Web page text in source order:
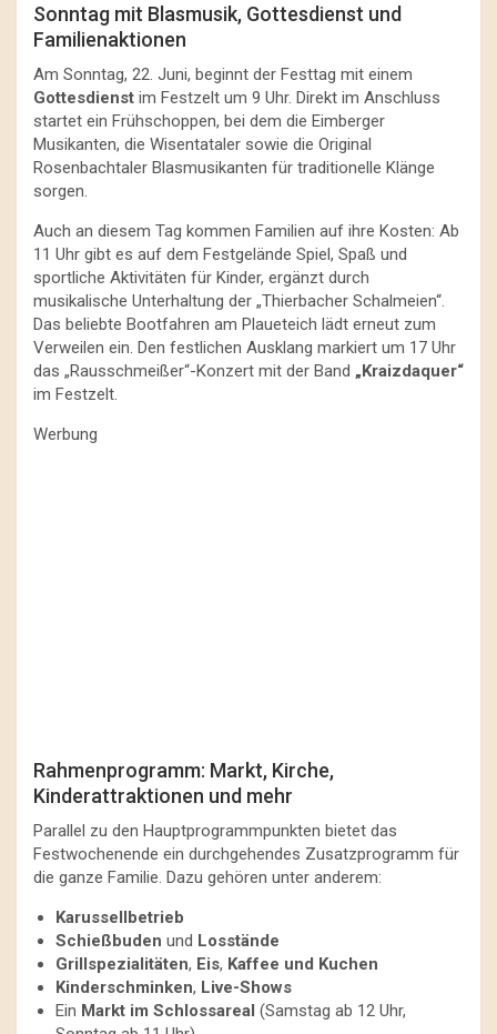
Sonntag mit Blasmusik, Gottesdienst und
Familienaktionen
Am Sonntag, 22. Juni, beginnt der Festtag mit einem
Gottesdienst im Festzelt um 9 Uhr. Direkt im Anschluss
startet ein Frühschoppen, bei dem die Eimberger
Musikanten, die Wisentataler sowie die Original
Rosenbachtaler Blasmusikanten für traditionelle Klänge
sorgen.
Auch an diesem Tag kommen Familien auf ihre Kosten: Ab
11 Uhr gibt es auf dem Festgelände Spiel, Spaß und
sportliche Aktivitäten für Kinder, ergänzt durch
musikalische Unterhaltung der „Thierbacher Schalmeien“.
Das beliebte Bootfahren am Plaueteich lädt erneut zum
Verweilen ein. Den festlichen Ausklang markiert um 17 Uhr
das „Rausschmeißer“-Konzert mit der Band „Kraizdaquer“
im Festzelt.
Werbung
Rahmenprogramm: Markt, Kirche,
Kinderattraktionen und mehr
Parallel zu den Hauptprogrammpunkten bietet das
Festwochenende ein durchgehendes Zusatzprogramm für
die ganze Familie. Dazu gehören unter anderem:
Karussellbetrieb
Schießbuden und Losstände
Grillspezialitäten, Eis, Kaffee und Kuchen
Kinderschminken, Live-Shows
Ein Markt im Schlossareal (Samstag ab 12 Uhr,